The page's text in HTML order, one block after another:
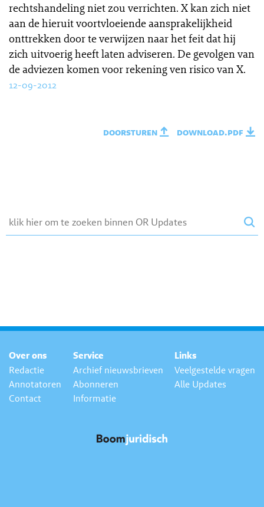
rechtshandeling niet zou verrichten. X kan zich niet
aan de hieruit voortvloeiende aansprakelijkheid
onttrekken door te verwijzen naar het feit dat hij
zich uitvoerig heeft laten adviseren. De gevolgen van
de adviezen komen voor rekening ven risico van X.
12-09-2012
doorsturen download.pdf
Over ons
Redactie
Annotatoren
Contact
Service
Archief nieuwsbrieven
Abonneren
Informatie
Links
Veelgestelde vragen
Alle Updates